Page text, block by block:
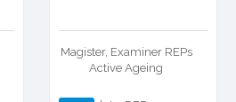
Magister, Examiner REPs
Active Ageing